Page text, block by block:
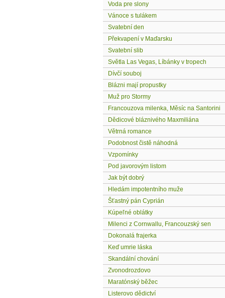
Voda pre slony
Vánoce s tulákem
Svatební den
Překvapení v Maďarsku
Svatební slib
Světla Las Vegas, Líbánky v tropech
Dívčí souboj
Blázni mají propustky
Muž pro Stormy
Francouzova milenka, Měsíc na Santorini
Dědicové bláznivého Maxmiliána
Větrná romance
Podobnost čistě náhodná
Vzpomínky
Pod javorovým listom
Jak být dobrý
Hledám impotentního muže
Šťastný pán Cyprián
Kúpeľné oblátky
Milenci z Cornwallu, Francouzský sen
Dokonalá frajerka
Keď umrie láska
Skandální chování
Zvonodrozdovo
Maratónský běžec
Listerovo dědictví